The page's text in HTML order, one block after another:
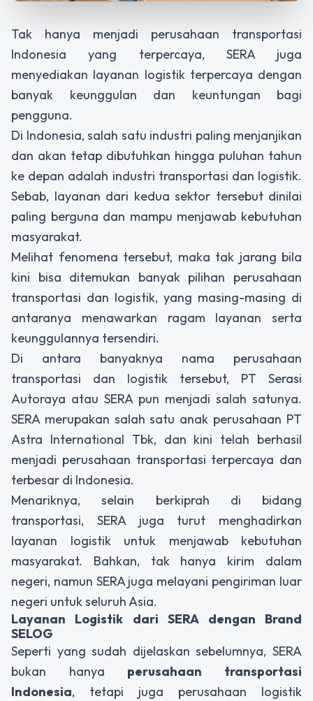
Tak hanya menjadi perusahaan transportasi
Indonesia yang terpercaya, SERA juga
menyediakan layanan logistik terpercaya dengan
banyak keunggulan dan keuntungan bagi
pengguna.
Di Indonesia, salah satu industri paling menjanjikan
dan akan tetap dibutuhkan hingga puluhan tahun
ke depan adalah industri transportasi dan logistik.
Sebab, layanan dari kedua sektor tersebut dinilai
paling berguna dan mampu menjawab kebutuhan
masyarakat.
Melihat fenomena tersebut, maka tak jarang bila
kini bisa ditemukan banyak pilihan perusahaan
transportasi dan logistik, yang masing-masing di
antaranya menawarkan ragam layanan serta
keunggulannya tersendiri.
Di antara banyaknya nama perusahaan
transportasi dan logistik tersebut, PT Serasi
Autoraya atau SERA pun menjadi salah satunya.
SERA merupakan salah satu anak perusahaan PT
Astra International Tbk, dan kini telah berhasil
menjadi perusahaan transportasi terpercaya dan
terbesar di Indonesia.
Menariknya, selain berkiprah di bidang
transportasi, SERA juga turut menghadirkan
layanan logistik untuk menjawab kebutuhan
masyarakat. Bahkan, tak hanya kirim dalam
negeri, namun SERA juga melayani pengiriman luar
negeri untuk seluruh Asia.
Layanan Logistik dari SERA dengan Brand
SELOG
Seperti yang sudah dijelaskan sebelumnya, SERA
bukan hanya perusahaan transportasi
Indonesia, tetapi juga perusahaan logistik